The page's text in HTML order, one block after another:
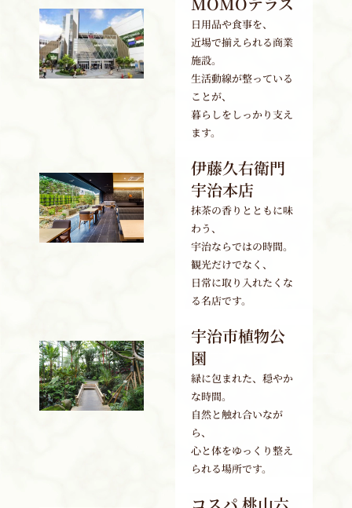
日用品や食事を、
近場で揃えられる商業
施設。
生活動線が整っている
ことが、
暮らしをしっかり支え
ます。
伊藤久右衛門
宇治本店
抹茶の香りとともに味
わう、
宇治ならではの時間。
観光だけでなく、
日常に取り入れたくな
る名店です。
宇治市植物公
園
緑に包まれた、穏やか
な時間。
自然と触れ合いなが
ら、
心と体をゆっくり整え
られる場所です。